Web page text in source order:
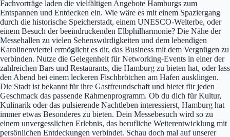
Fachvorträge laden die vielfältigen Angebote Hamburgs zum
Entspannen und Entdecken ein. Wie wäre es mit einem Spaziergang
durch die historische Speicherstadt, einem UNESCO-Welterbe, oder
einem Besuch der beeindruckenden Elbphilharmonie? Die Nähe der
Messehallen zu vielen Sehenswürdigkeiten und dem lebendigen
Karolinenviertel ermöglicht es dir, das Business mit dem Vergnügen zu
verbinden. Nutze die Gelegenheit für Networking-Events in einer der
zahlreichen Bars und Restaurants, die Hamburg zu bieten hat, oder lass
den Abend bei einem leckeren Fischbrötchen am Hafen ausklingen.
Die Stadt ist bekannt für ihre Gastfreundschaft und bietet für jeden
Geschmack das passende Rahmenprogramm. Ob du dich für Kultur,
Kulinarik oder das pulsierende Nachtleben interessierst, Hamburg hat
immer etwas Besonderes zu bieten. Dein Messebesuch wird so zu
einem unvergesslichen Erlebnis, das berufliche Weiterentwicklung mit
persönlichen Entdeckungen verbindet. Schau doch mal auf unserer